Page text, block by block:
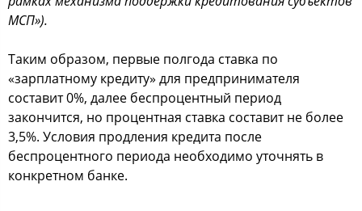
МСП»).
Таким образом, первые полгода ставка по
«зарплатному кредиту» для предпринимателя
составит 0%, далее беспроцентный период
закончится, но процентная ставка составит не более
3,5%. Условия продления кредита после
беспроцентного периода необходимо уточнять в
конкретном банке.